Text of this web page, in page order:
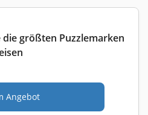
die größten Puzzlemarken
Angebot